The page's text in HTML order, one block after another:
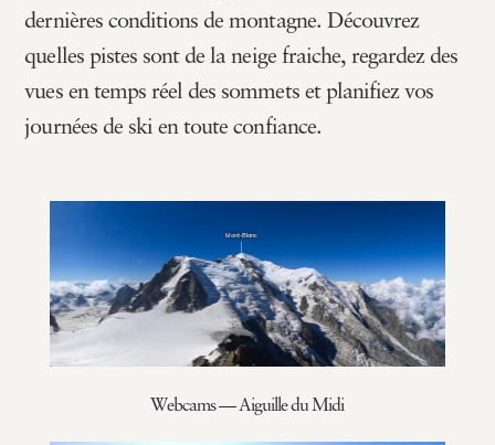
dernières conditions de montagne. Découvrez
quelles pistes sont de la neige fraiche, regardez des
vues en temps réel des sommets et planifiez vos
journées de ski en toute confiance.
Webcams — Aiguille du Midi